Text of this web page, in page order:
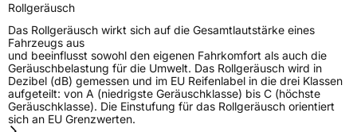
3PMSF / Schneeflockensymbol / Alpine-Symbol
EPREL ID 1676951
Allgemeine Produktsicherheit (GPSR)
HerstellerkontaktEUCEREP B.V., Roald Dahllaan 33 5629MC
Eindhoven The Netherlands Niederlande,
Rollgeräusch
Das Rollgeräusch wirkt sich auf die Gesamtlautstärke eines
Fahrzeugs aus
und beeinflusst sowohl den eigenen Fahrkomfort als auch die
Geräuschbelastung für die Umwelt. Das Rollgeräusch wird in
Dezibel (dB) gemessen und im EU Reifenlabel in die drei Klassen
aufgeteilt: von A (niedrigste Geräuschklasse) bis C (höchste
Geräuschklasse). Die Einstufung für das Rollgeräusch orientiert
sich an EU Grenzwerten.